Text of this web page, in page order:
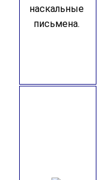
наскальные
письмена.